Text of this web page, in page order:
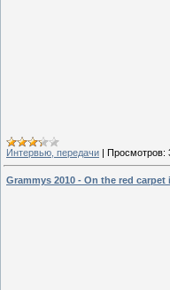
Интервью, передачи | Просмотров:
Grammys 2010 - On the red